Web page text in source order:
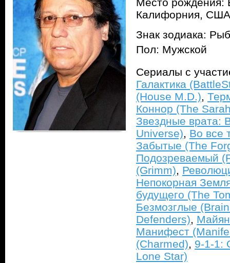
Место рождения:
Калифорния, США
Знак зодиака:
Пол: Мужской
Сериалы с
Галактика
(House M.D.),
Коннор (The
Звездные врата:
Universe), Во все
Забытые (The
Подозреваемый
(Grimm),
Непокорная
будущего (The
Безмозглые
Defenders),
Манифест
(Charmed), 9-1-1:
Lone Star)